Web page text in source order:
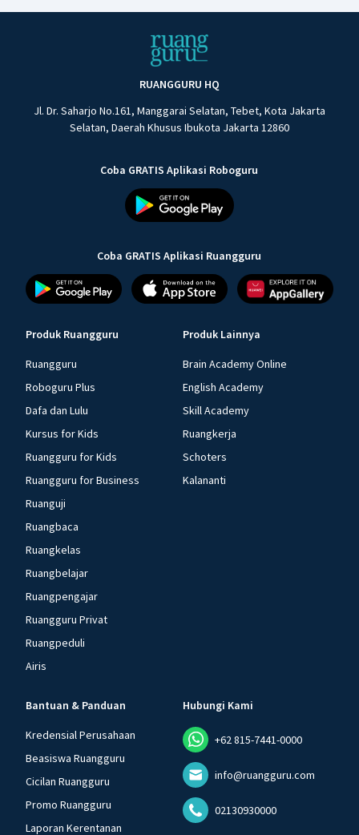
RUANGGURU HQ
Jl. Dr. Saharjo No.161, Manggarai Selatan, Tebet, Kota Jakarta
Selatan, Daerah Khusus Ibukota Jakarta 12860
Coba GRATIS Aplikasi Roboguru
Coba GRATIS Aplikasi Ruangguru
Produk Ruangguru
Ruangguru
Roboguru Plus
Dafa dan Lulu
Kursus for Kids
Ruangguru for Kids
Ruangguru for Business
Ruanguji
Ruangbaca
Ruangkelas
Ruangbelajar
Ruangpengajar
Ruangguru Privat
Ruangpeduli
Airis
Produk Lainnya
Brain Academy Online
English Academy
Skill Academy
Ruangkerja
Schoters
Kalananti
Bantuan & Panduan
Kredensial Perusahaan
Beasiswa Ruangguru
Cicilan Ruangguru
Promo Ruangguru
Laporan Kerentanan
Hubungi Kami
+62 815-7441-0000
info@ruangguru.com
02130930000